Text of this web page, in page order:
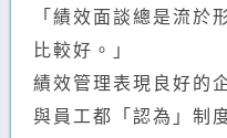
「績效面談總是流於
比較好。」
績效管理表現良好的
與員工都「認為」制